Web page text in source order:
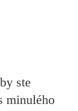
ste
minulého